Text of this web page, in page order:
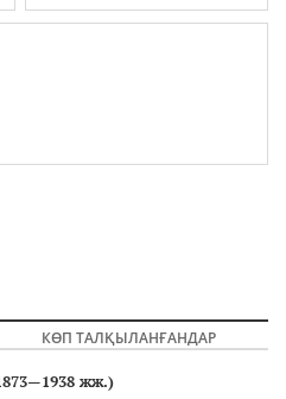
КӨП ТАЛҚЫЛАНҒАНДАР
жж.)